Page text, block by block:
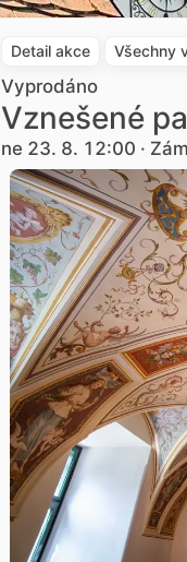
Detail akce Všechny
Vyprodáno
Vznešené
ne 23. 8. 12:00 ·